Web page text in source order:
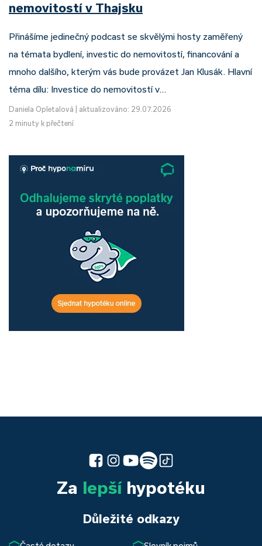
nemovitostí v Thajsku
Přinášíme jedinečný podcast se skvělými hosty zaměřený
na témata bydlení, investic do nemovitostí, financování a
mnoho dalšího, kterým vás bude provázet Jan Klusák. Hlavní
téma dílu: Investice do nemovitostí v…
Daniela Opletalová
aktualizováno: 29.07.2026
2 minuty k přečtení
Za lepšíhypotéku
Důležité odkazy